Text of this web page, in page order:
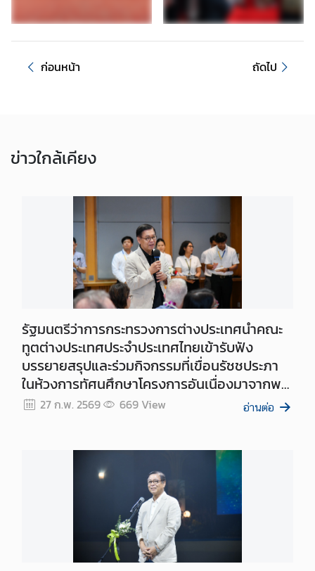
เ
กี่
รั
ฎ
ห
ม
า
ย
ก่อนหน้า ถัดไป
ข่าวใกล้เคียง
รัฐมนตรีว่าการกระทรวงการต่างประเทศนำคณะ
ทูตต่างประเทศประจำประเทศไทยเข้ารับฟัง
บรรยายสรุปและร่วมกิจกรรมที่เขื่อนรัชชประภา
ในห้วงการทัศนศึกษาโครงการอันเนื่องมาจากพระ
ราชดำริฯ ประจำปี 2569
27 ก.พ. 2569 669View อ่านต่อ